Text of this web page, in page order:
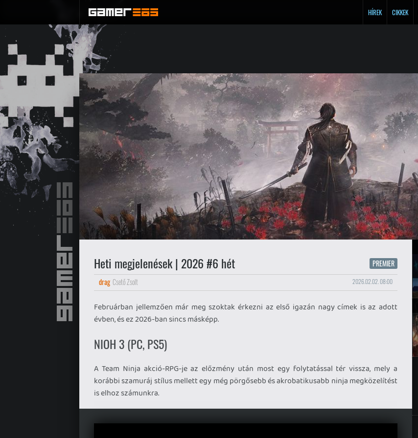
HÍREK CIKKEK
Heti megjelenések | 2026 #6 hét
PREMIER
drag Csető Zsolt 2026.02.02. 08:00
Februárban jellemzően már meg szoktak érkezni az első igazán nagy címek is az adott
évben, és ez 2026-ban sincs másképp.
NIOH 3 (PC, PS5)
A Team Ninja akció-RPG-je az előzmény után most egy folytatással tér vissza, mely a
korábbi szamuráj stílus mellett egy még pörgősebb és akrobatikusabb ninja megközelítést
is elhoz számunkra.